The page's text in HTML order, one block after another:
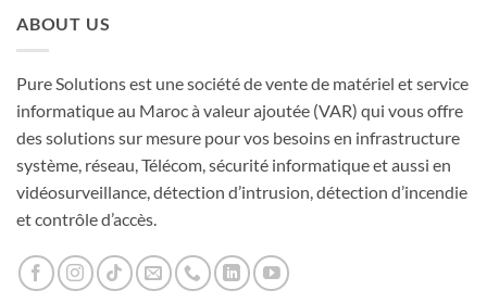
ABOUT US
Pure Solutions est une société de vente de matériel et service
informatique au Maroc à valeur ajoutée (VAR) qui vous offre
des solutions sur mesure pour vos besoins en infrastructure
système, réseau, Télécom, sécurité informatique et aussi en
vidéosurveillance, détection d’intrusion, détection d’incendie
et contrôle d’accès.